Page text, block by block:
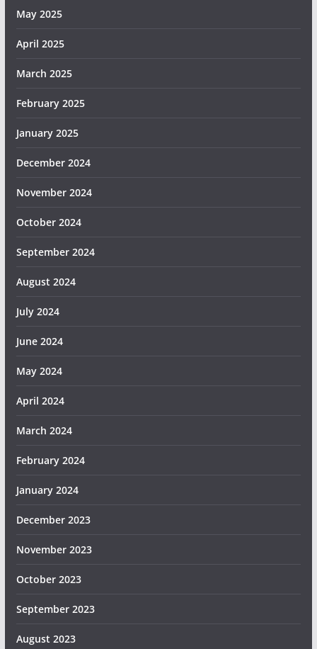
May 2025
April 2025
March 2025
February 2025
January 2025
December 2024
November 2024
October 2024
September 2024
August 2024
July 2024
June 2024
May 2024
April 2024
March 2024
February 2024
January 2024
December 2023
November 2023
October 2023
September 2023
August 2023